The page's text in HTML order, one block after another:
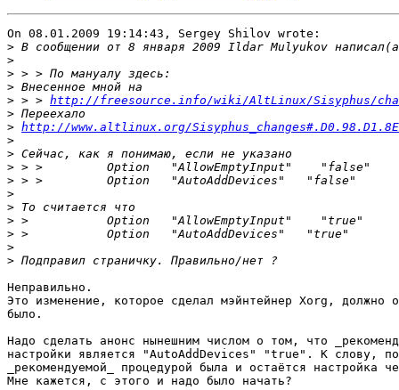
On 08.01.2009 19:14:43, Sergey Shilov wrote:
>
>
>
>
> > > http://freesource.info/wiki/AltLinux/Sisyphus/
>
> http://www.altlinux.org/
>
>
>
>
>
>
>
>
>
>
Неправильно.
Это изменение, которое сделал мэйнтейнер Xorg,
было.
Надо сделать анонс нынешним числом о том, что
настройки является "AutoAddDevices" "true". К слову,
_рекомендуемой_ процедурой была и остаётся
Мне кажется, с этого и надо было начать?